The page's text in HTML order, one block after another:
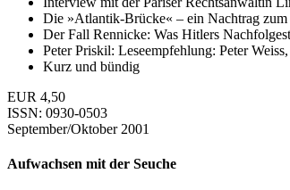
Die »Atlantik-Brücke« – ein Nachtrag zum
Der Fall Rennicke: Was Hitlers
Peter Priskil: Leseempfehlung: Peter
Kurz und bündig
EUR 4,50
ISSN: 0930-0503
September/Oktober 2001
Aufwachsen mit der Seuche